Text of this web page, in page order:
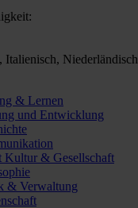
Italienisch, Niederländisch
& Lernen
und Entwicklung
Kultur & Gesellschaft
& Verwaltung